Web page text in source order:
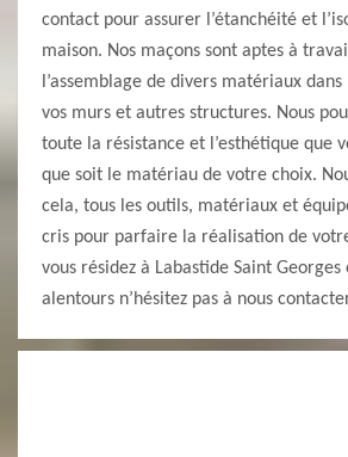
contact pour assurer l’étanchéité et
maison. Nos maçons sont aptes à
l’assemblage de divers matériaux
vos murs et autres structures. Nous
toute la résistance et l’esthétique que
que soit le matériau de votre choix.
cela, tous les outils, matériaux et
cris pour parfaire la réalisation de
vous résidez à Labastide Saint Georges
alentours n’hésitez pas à nous